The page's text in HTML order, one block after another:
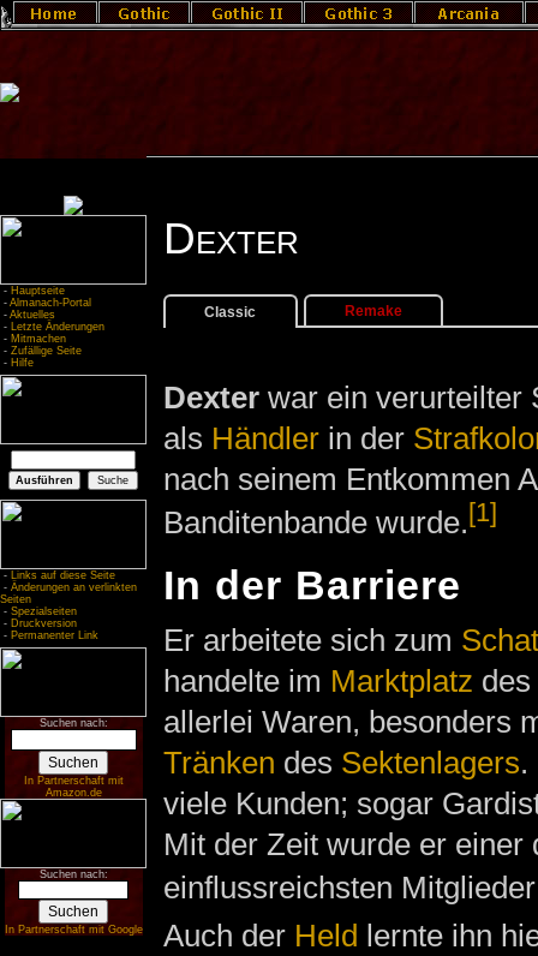
- Hauptseite
- Almanach-Portal
- Aktuelles
- Letzte Änderungen
- Mitmachen
- Zufällige Seite
- Hilfe
- Links auf diese Seite
- Änderungen an verlinkten
Seiten
- Spezialseiten
- Druckversion
- Permanenter Link
Suchen nach:
In Partnerschaft mit
Amazon.de
Suchen nach:
In Partnerschaft mit Google
Dexter
Classic Remake
Dexterwar ein verurteilter
als Händlerin der
nach seinem Entkommen
Banditenbande wurde. [1]
In der Barriere
Er arbeitete sich zum
handelte im Marktplatz des
allerlei Waren, besonders
Tränken des Sektenlagers.
viele Kunden; sogar
Mit der Zeit wurde er einer
einflussreichsten
Auch der Held lernte ihn